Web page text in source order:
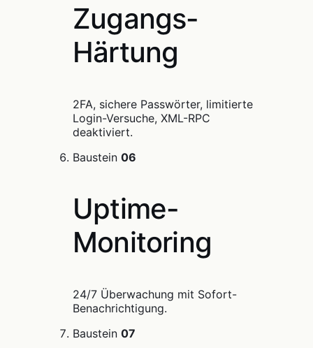
Zugangs-
Härtung
2FA, sichere Passwörter, limitierte
Login-Versuche, XML-RPC
deaktiviert.
Baustein 06
Uptime-
Monitoring
24/7 Überwachung mit Sofort-
Benachrichtigung.
Baustein 07